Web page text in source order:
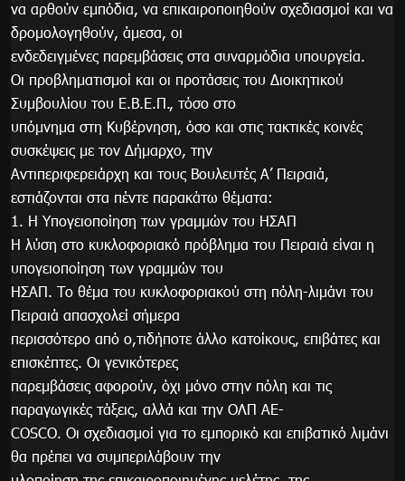
να αρθούν εμπόδια, να επικαιροποιηθούν σχεδιασμοί και να
δρομολογηθούν, άμεσα, οι
ενδεδειγμένες παρεμβάσεις στα συναρμόδια υπουργεία.
Οι προβληματισμοί και οι προτάσεις του Διοικητικού
Συμβουλίου του Ε.Β.Ε.Π., τόσο στο
υπόμνημα στη Κυβέρνηση, όσο και στις τακτικές κοινές
συσκέψεις με τον Δήμαρχο, την
Αντιπεριφερειάρχη και τους Βουλευτές Α’ Πειραιά,
εστιάζονται στα πέντε παρακάτω θέματα:
1. Η Υπογειοποίηση των γραμμών του ΗΣΑΠ
Η λύση στο κυκλοφοριακό πρόβλημα του Πειραιά είναι η
υπογειοποίηση των γραμμών του
ΗΣΑΠ. Το θέμα του κυκλοφοριακού στη πόλη-λιμάνι του
Πειραιά απασχολεί σήμερα
περισσότερο από ο,τιδήποτε άλλο κατοίκους, επιβάτες και
επισκέπτες. Οι γενικότερες
παρεμβάσεις αφορούν, όχι μόνο στην πόλη και τις
παραγωγικές τάξεις, αλλά και την ΟΛΠ ΑΕ-
COSCO. Οι σχεδιασμοί για το εμπορικό και επιβατικό λιμάνι
θα πρέπει να συμπεριλάβουν την